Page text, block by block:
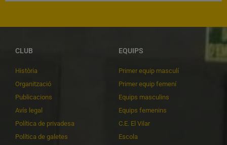
CLUB
Història
Organització
Publicacions
Avís legal
Política de privadesa
Política de galetes
EQUIPS
Primer equip masculí
Primer equip femení
Equips masculins
Equips femenins
C.E. El Vilar
Escola